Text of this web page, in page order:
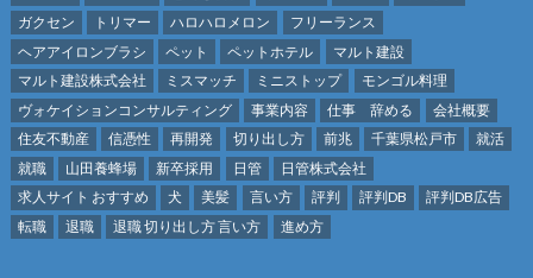
ガクセン
トリマー ハロハロメロン
フリーランス
ヘアアイロンブラシ
ペット ペットホテル
マルト建設
マルト建設株式会社
ミスマッチ ミニストップ
モンゴル料理
ヴォケイションコンサルティング
事業内容 仕事 辞める
会社概要
住友不動産
信憑性 再開発 切り出し方 前兆 千葉県松戸市
就活
就職
山田養蜂場 新卒採用 日管
日管株式会社
求人サイト おすすめ
犬 美髪 言い方 評判 評判DB
評判DB広告
転職
退職 退職 切り出し方 言い方 進め方